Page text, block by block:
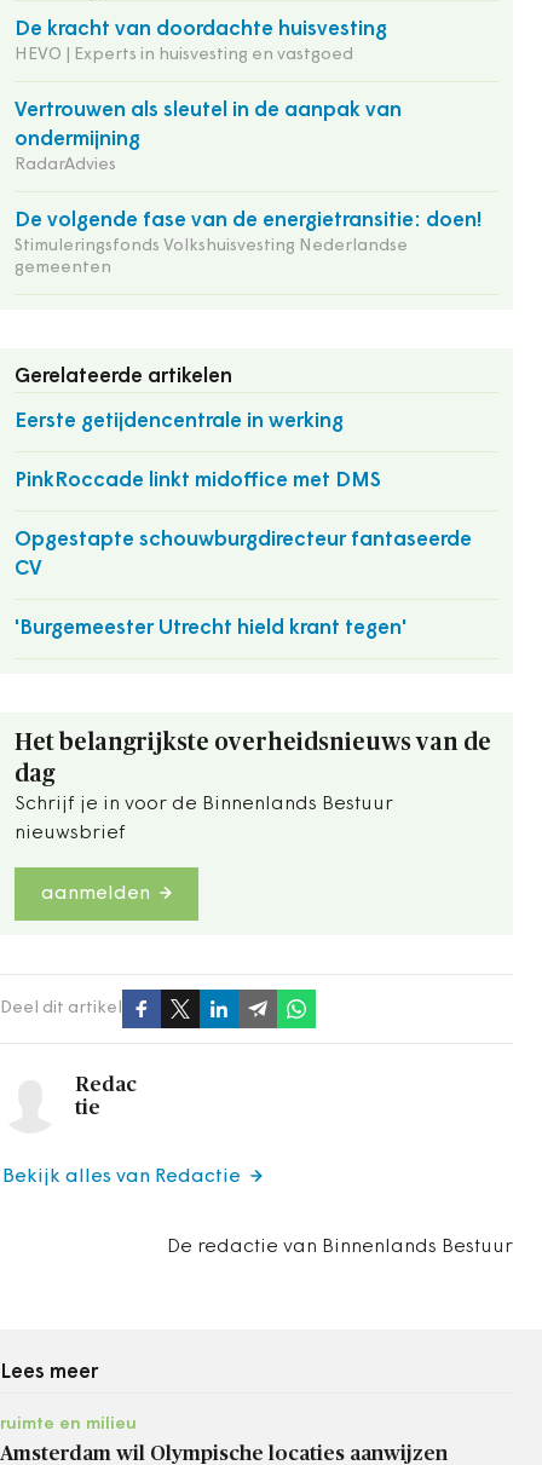
De kracht van doordachte huisvesting
HEVO | Experts in huisvesting en vastgoed
Vertrouwen als sleutel in de aanpak van
ondermijning
RadarAdvies
De volgende fase van de energietransitie: doen!
Stimuleringsfonds Volkshuisvesting Nederlandse
gemeenten
Gerelateerde artikelen
Eerste getijdencentrale in werking
PinkRoccade linkt midoffice met DMS
Opgestapte schouwburgdirecteur fantaseerde
CV
'Burgemeester Utrecht hield krant tegen'
Het belangrijkste overheidsnieuws van de
dag
Schrijf je in voor de Binnenlands Bestuur
nieuwsbrief
aanmelden
Deel dit artikel
Redac
tie
De redactie van Binnenlands Bestuur
Bekijk alles van Redactie
Lees meer
ruimte en milieu
Amsterdam wil Olympische locaties aanwijzen